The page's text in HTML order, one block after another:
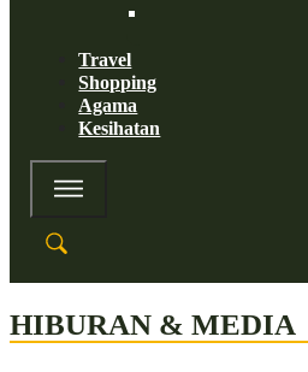
Travel
Shopping
Agama
Kesihatan
HIBURAN & MEDIA